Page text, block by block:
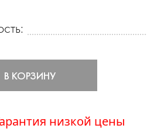
В КОРЗИНУ
низкой цены